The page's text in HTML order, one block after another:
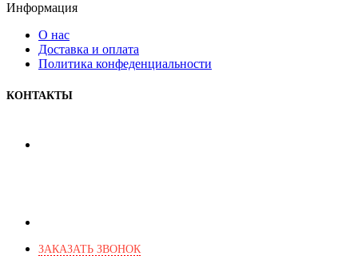
Информация
О нас
Доставка и оплата
Политика конфеденциальности
КОНТАКТЫ
ЗАКАЗАТЬ ЗВОНОК